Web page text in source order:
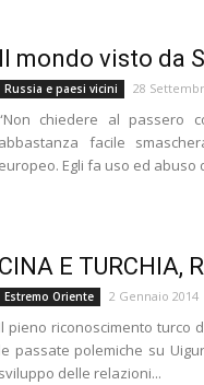
Il mondo visto da
Russia e paesi vicini 28
chiedere al passero
abbastanza facile
europeo. Egli fa uso ed abuso
CINA E TURCHIA,
Estremo Oriente 2 Gennaio 2014
Il pieno riconoscimento turco
le passate polemiche su
sviluppo delle relazioni...